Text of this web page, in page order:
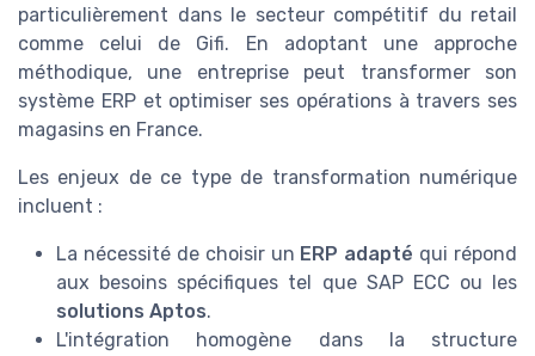
particulièrement dans le secteur compétitif du retail
comme celui de Gifi. En adoptant une approche
méthodique, une entreprise peut transformer son
système ERP et optimiser ses opérations à travers ses
magasins en France.
Les enjeux de ce type de transformation numérique
incluent :
La nécessité de choisir un ERP adapté qui répond
aux besoins spécifiques tel que SAP ECC ou les
solutions Aptos.
L'intégration homogène dans la structure